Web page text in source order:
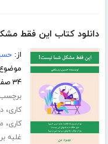
دانلود کتاب این فقط
از:
۳۴ صفحه
کاری،
کاری،
غلبه